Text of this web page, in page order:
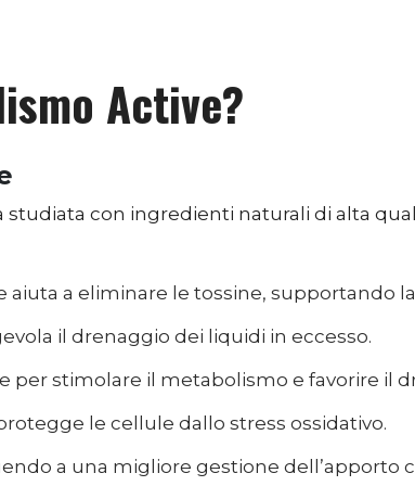
Active?
con ingredienti naturali di alta
aiuta a eliminare le tossine, supportando
il drenaggio dei liquidi in eccesso.
per stimolare il metabolismo e favorire il
le cellule dallo stress ossidativo.
a una migliore gestione dell’apporto